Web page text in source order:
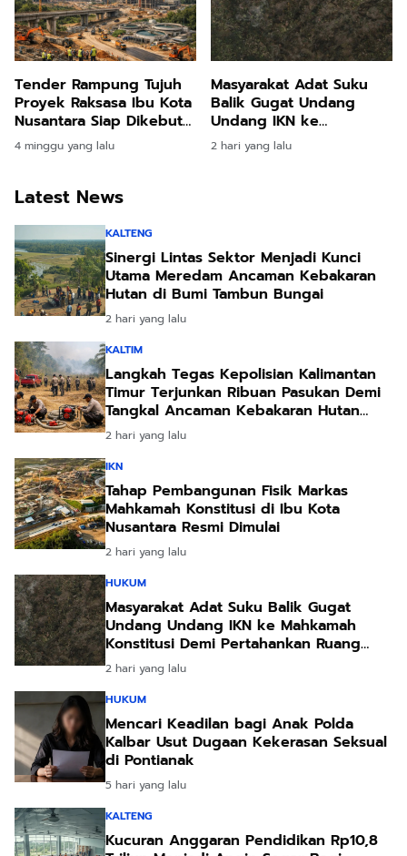
Tender Rampung Tujuh
Proyek Raksasa Ibu Kota
Nusantara Siap Dikebut
Pemerintah
4 minggu yang lalu
Masyarakat Adat Suku
Balik Gugat Undang
Undang IKN ke
Mahkamah Konstitusi
Demi Pertahankan Ruang
2 hari yang lalu
Latest News
KALTENG
Sinergi Lintas Sektor Menjadi Kunci
Utama Meredam Ancaman Kebakaran
Hutan di Bumi Tambun Bungai
2 hari yang lalu
KALTIM
Langkah Tegas Kepolisian Kalimantan
Timur Terjunkan Ribuan Pasukan Demi
Tangkal Ancaman Kebakaran Hutan
Akibat Kemarau Ekstrem
2 hari yang lalu
IKN
Tahap Pembangunan Fisik Markas
Mahkamah Konstitusi di Ibu Kota
Nusantara Resmi Dimulai
2 hari yang lalu
HUKUM
Masyarakat Adat Suku Balik Gugat
Undang Undang IKN ke Mahkamah
Konstitusi Demi Pertahankan Ruang
Hidup Leluhur
2 hari yang lalu
HUKUM
Mencari Keadilan bagi Anak Polda
Kalbar Usut Dugaan Kekerasan Seksual
di Pontianak
5 hari yang lalu
KALTENG
Kucuran Anggaran Pendidikan Rp10,8